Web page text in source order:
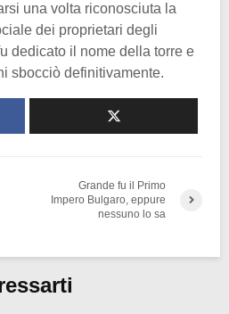
una volta riconosciuta la
dei proprietari degli
dedicato il nome della torre e
sbocciò definitivamente.
Grande fu il Primo
Impero Bulgaro, eppure
nessuno lo sa